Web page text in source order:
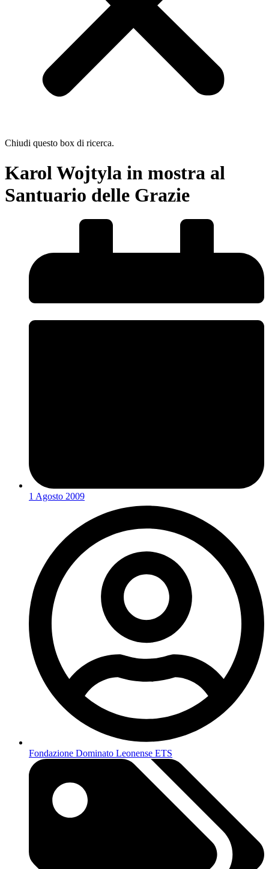
Chiudi questo box di ricerca.
Karol Wojtyla in mostra al
Santuario delle Grazie
1 Agosto 2009
Fondazione Dominato Leonense ETS